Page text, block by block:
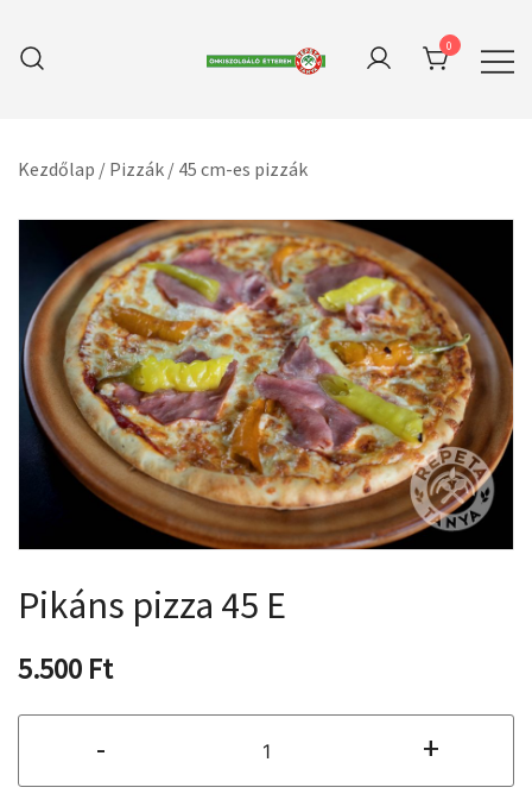
content
0
Kezdőlap / Pizzák / 45 cm-es pizzák
Pikáns pizza 45 E
5.500 Ft
-
pizza
45
+